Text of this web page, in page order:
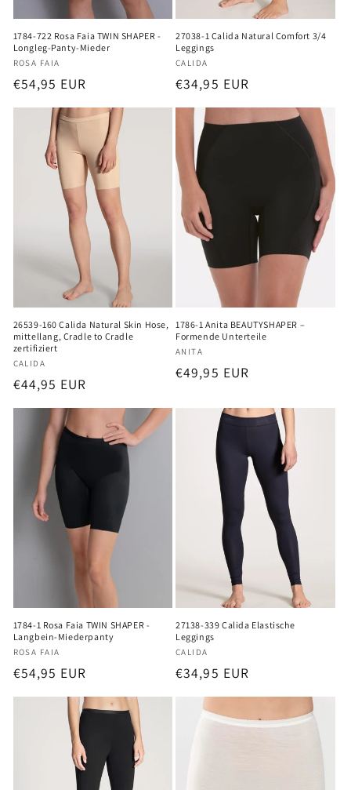
1784-722 Rosa Faia TWIN SHAPER -
Longleg-Panty-Mieder
Anbieter:
ROSA FAIA
Normaler
Preis
€54,95 EUR
27038-1 Calida Natural Comfort 3/4
Leggings
Anbieter:
CALIDA
Normaler
Preis
€34,95 EUR
26539-160 Calida Natural Skin Hose,
mittellang, Cradle to Cradle
zertifiziert
Anbieter:
CALIDA
Normaler
Preis
€44,95 EUR
1786-1 Anita BEAUTYSHAPER –
Formende Unterteile
Anbieter:
ANITA
Normaler
€49,95 EUR
1784-1 Rosa Faia TWIN SHAPER -
Langbein-Miederpanty
Anbieter:
ROSA FAIA
Normaler
Preis
€54,95 EUR
27138-339 Calida Elastische
Leggings
Anbieter:
CALIDA
Normaler
Preis
€34,95 EUR